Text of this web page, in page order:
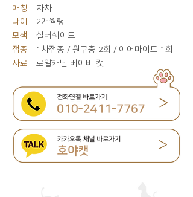
애칭
차차
나이
2개월령
모색
실버쉐이드
접종
1차접종 / 원구충 2회 / 이어마이트 1회
사료
로얄캐닌 베이비 캣